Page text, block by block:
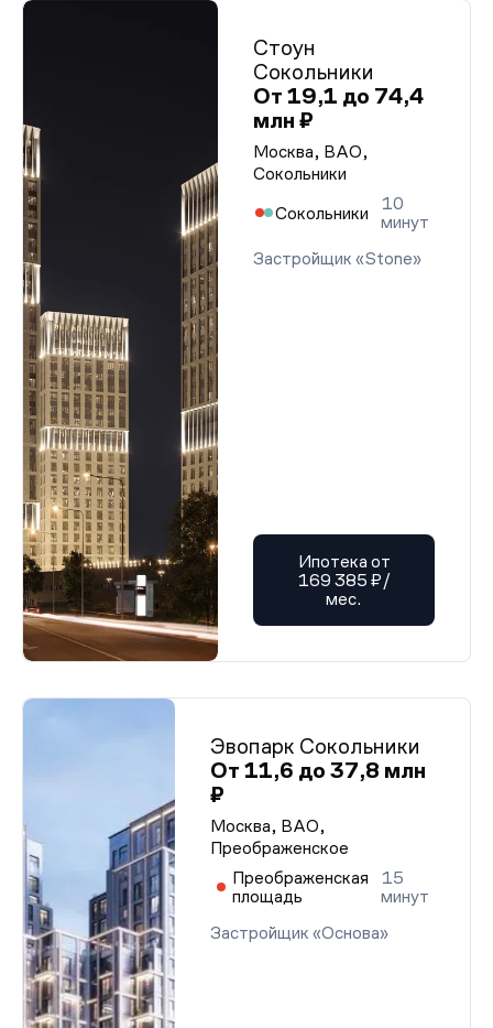
Стоун
Сокольники
От 19,1 до 74,4
млн ₽
Москва, ВАО,
Сокольники
Сокольники
10
минут
Застройщик «Stone»
Ипотека от
169 385 ₽/
мес.
Эвопарк Сокольники
От 11,6 до 37,8 млн
₽
Москва, ВАО,
Преображенское
Преображенская
площадь
15
минут
Застройщик «Основа»